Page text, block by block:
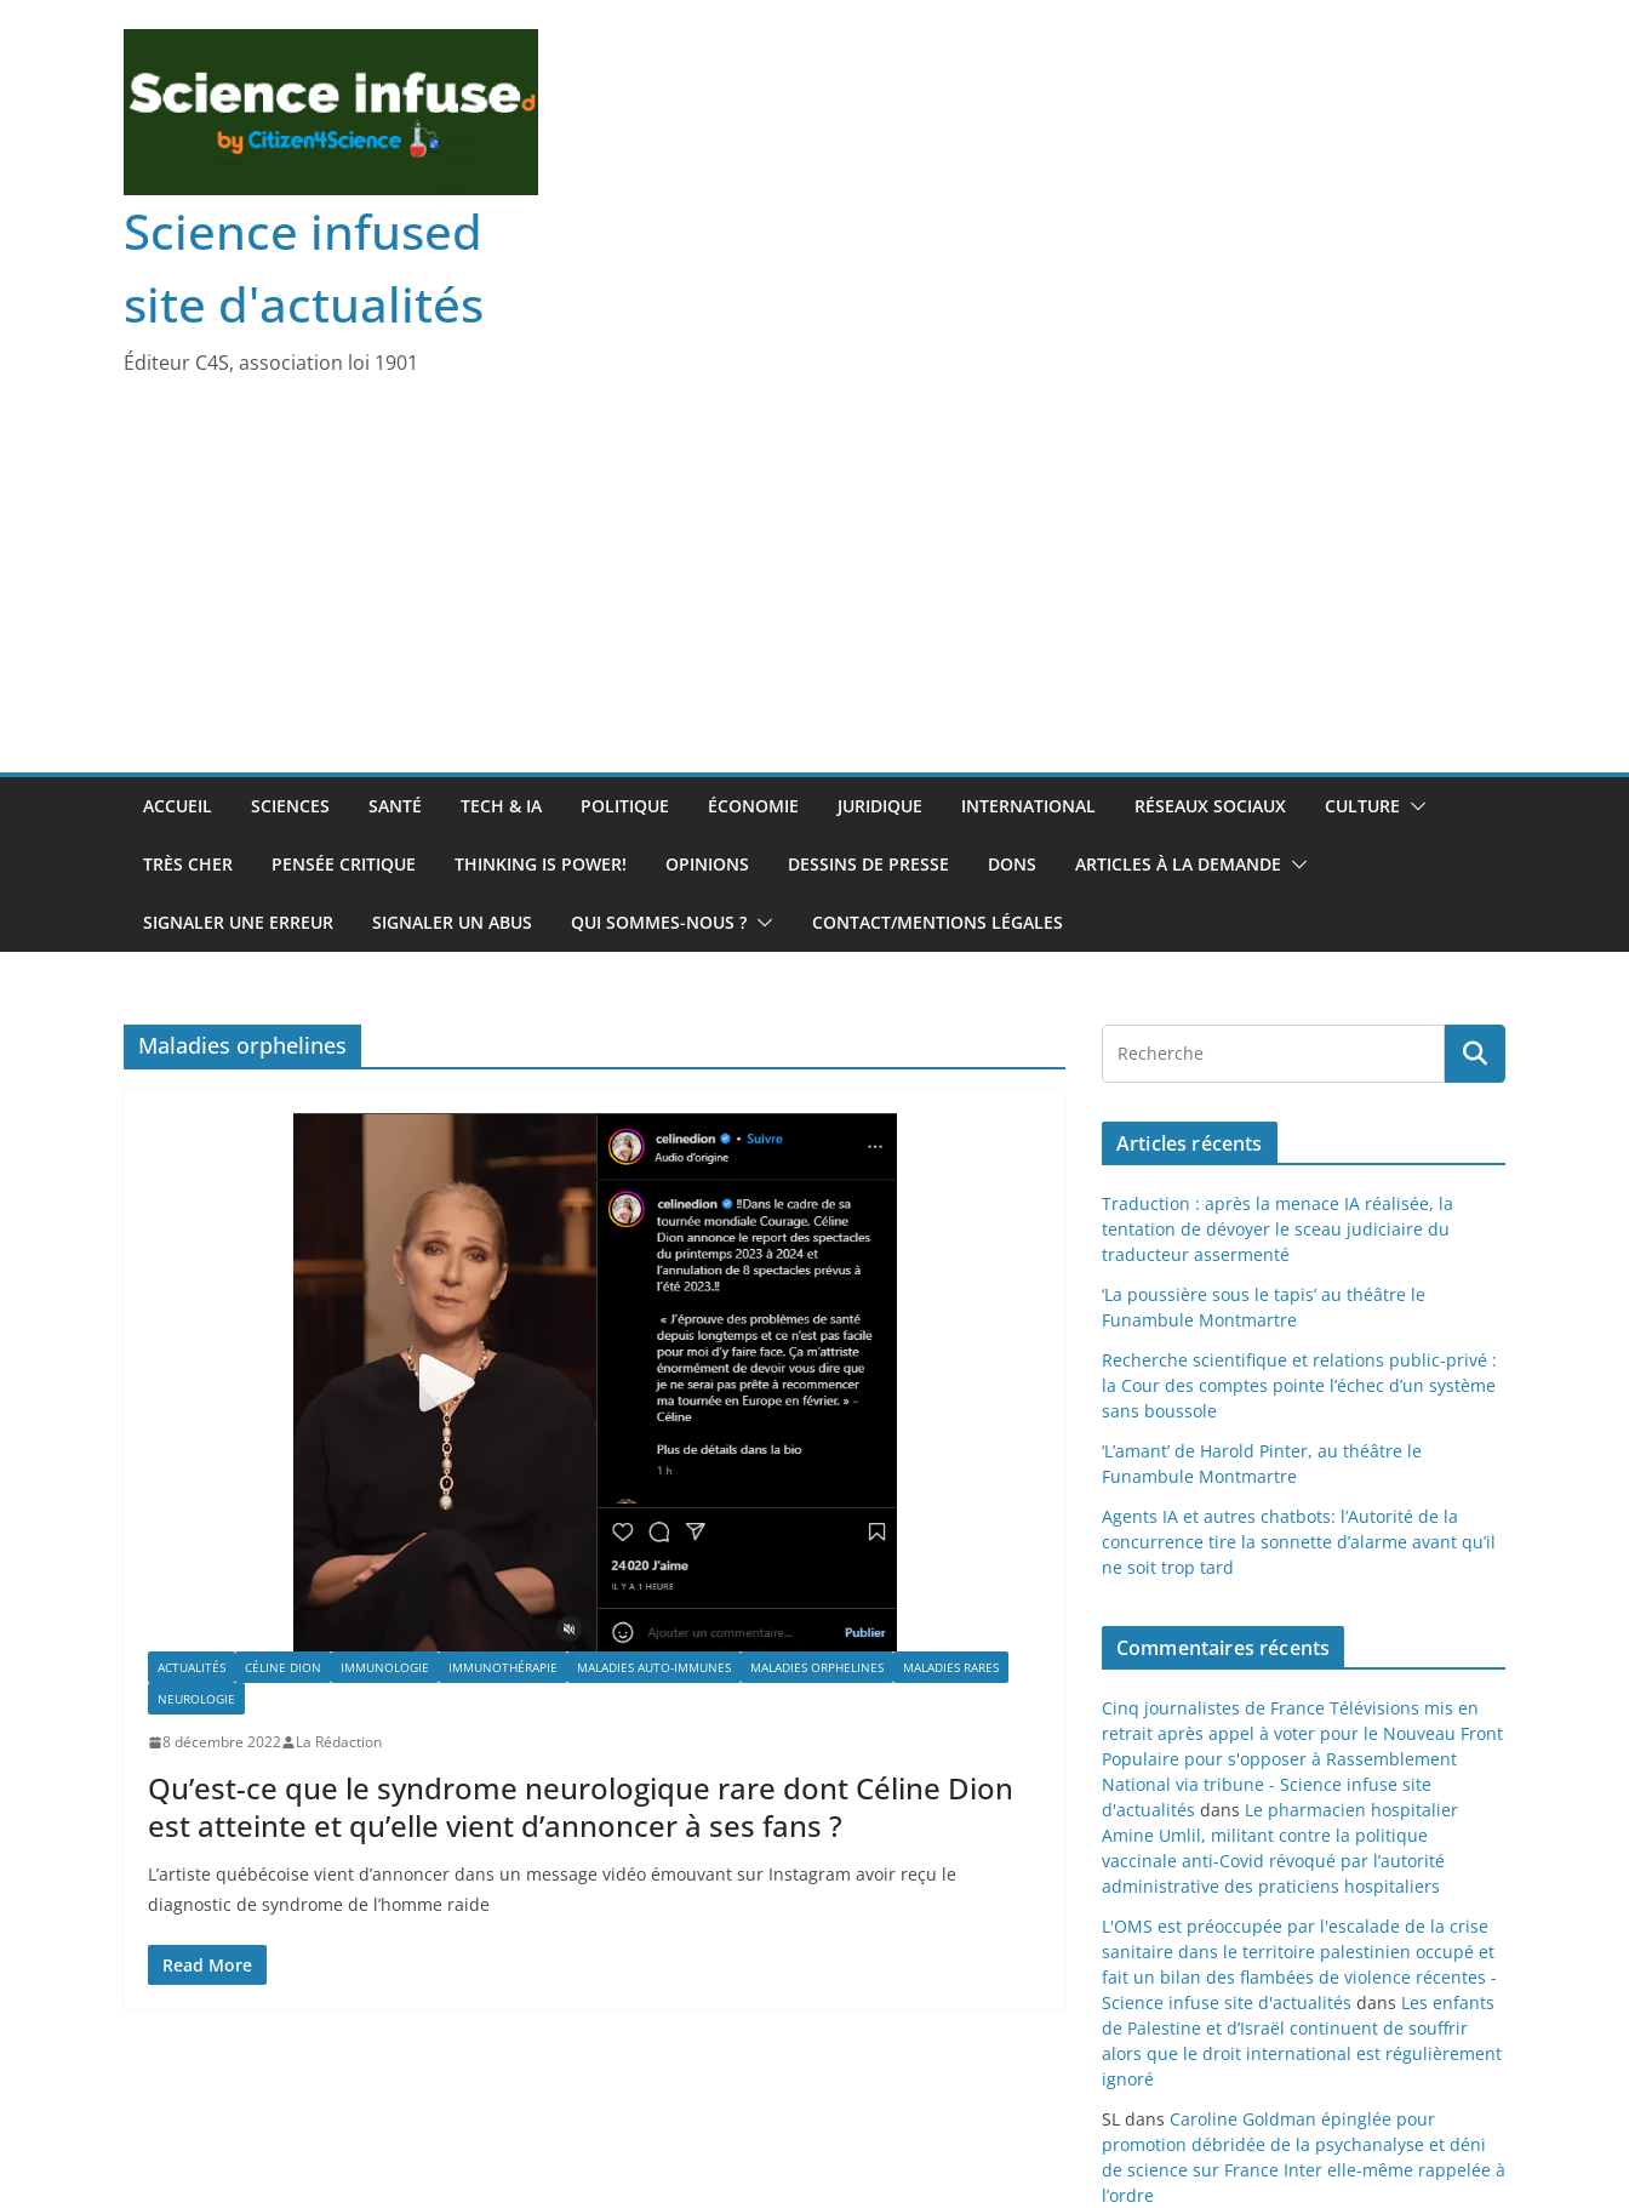
Science infused
site d'actualités
Éditeur C4S, association loi 1901
ACCUEIL SCIENCES SANTÉ TECH & IA POLITIQUE ÉCONOMIE JURIDIQUE INTERNATIONAL RÉSEAUX SOCIAUX CULTURE
TRÈS CHER PENSÉE CRITIQUE THINKING IS POWER! OPINIONS DESSINS DE PRESSE DONS ARTICLES À LA DEMANDE
SIGNALER UNE ERREUR SIGNALER UN ABUS QUI SOMMES-NOUS ? CONTACT/MENTIONS LÉGALES
Maladies orphelines
ACTUALITÉS CÉLINE DION IMMUNOLOGIE IMMUNOTHÉRAPIE MALADIES AUTO-IMMUNES MALADIES ORPHELINES
MALADIES RARES
NEUROLOGIE
8 décembre 2022 La Rédaction
Qu’est-ce que le syndrome neurologique rare dont Céline Dion
est atteinte et qu’elle vient d’annoncer à ses fans ?
L’artiste québécoise vient d’annoncer dans un message vidéo émouvant sur Instagram avoir reçu le
diagnostic de syndrome de l’homme raide
Read More
Articles récents
Traduction : après la menace IA réalisée, la
tentation de dévoyer le sceau judiciaire du
traducteur assermenté
‘La poussière sous le tapis’ au théâtre le
Funambule Montmartre
Recherche scientifique et relations public-privé :
la Cour des comptes pointe l’échec d’un système
sans boussole
‘L’amant’ de Harold Pinter, au théâtre le
Funambule Montmartre
Agents IA et autres chatbots: l’Autorité de la
concurrence tire la sonnette d’alarme avant qu’il
ne soit trop tard
Commentaires récents
Cinq journalistes de France Télévisions mis en
retrait après appel à voter pour le Nouveau Front
Populaire pour s'opposer à Rassemblement
National via tribune - Science infuse site
d'actualités dans Le pharmacien hospitalier
Amine Umlil, militant contre la politique
vaccinale anti-Covid révoqué par l’autorité
administrative des praticiens hospitaliers
L'OMS est préoccupée par l'escalade de la crise
sanitaire dans le territoire palestinien occupé et
fait un bilan des flambées de violence récentes -
Science infuse site d'actualités dans Les enfants
de Palestine et d’Israël continuent de souffrir
alors que le droit international est régulièrement
ignoré
SL dans Caroline Goldman épinglée pour
promotion débridée de la psychanalyse et déni
de science sur France Inter elle-même rappelée à
l’ordre